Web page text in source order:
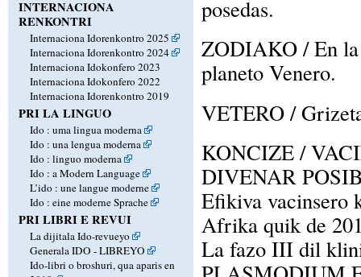
INTERNACIONA
RENKONTRI
Internaciona Idorenkontro 2025
Internaciona Idorenkontro 2024
Internaciona Idokonfero 2023
Internaciona Idokonfero 2022
Internaciona Idorenkontro 2019
PRI LA LINGUO
Ido : uma lingua moderna
Ido : una lengua moderna
Ido : linguo moderna
Ido : a Modern Language
L’ido : une langue moderne
Ido : eine moderne Sprache
PRI LIBRI E REVUI
La dijitala Ido-revueyo
Generala IDO - LIBREYO
Ido-libri o broshuri, qua aparis en
posedas.
ZODIAKO / En la
planeto Venero.
VETERO /
KONCIZE /
DIVENAR
Efikiva vacinsero
Afrika quik de
La fazo III dil